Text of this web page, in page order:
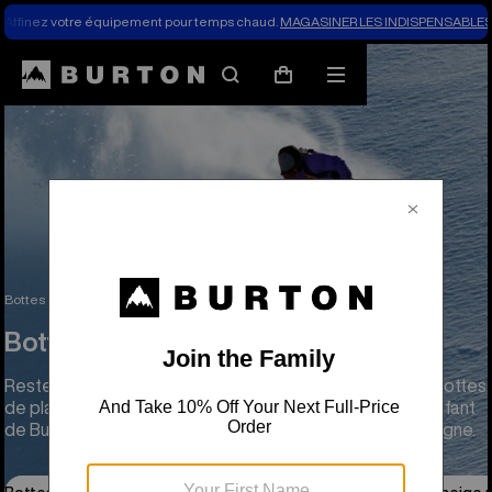
Affinez votre équipement pour temps chaud. MAGASINER LES
Rechercher
PanierMenu
Bottes de planche à neige Bottes de planche à neige
Bottes de planche à neige
Restez au chaud et profitez d'un confort total avec les bottes
de planche à neige pour femme, pour homme et pour enfant
de Burton, conçues pour le freestyle, le parc et la montagne.